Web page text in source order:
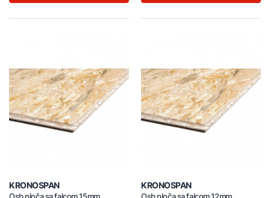
KRONOSPAN KRONOSPAN